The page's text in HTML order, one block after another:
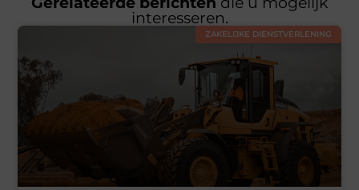
interesseren.
ZAKELIJKE DIENSTVERLENING